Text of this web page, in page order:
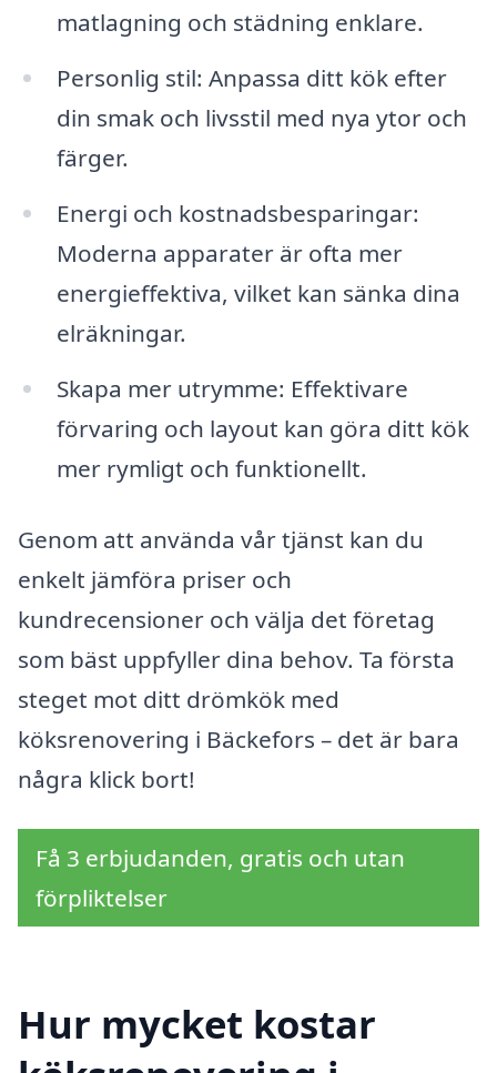
matlagning och städning enklare.
Personlig stil: Anpassa ditt kök efter
din smak och livsstil med nya ytor och
färger.
Energi och kostnadsbesparingar:
Moderna apparater är ofta mer
energieffektiva, vilket kan sänka dina
elräkningar.
Skapa mer utrymme: Effektivare
förvaring och layout kan göra ditt kök
mer rymligt och funktionellt.
Genom att använda vår tjänst kan du
enkelt jämföra priser och
kundrecensioner och välja det företag
som bäst uppfyller dina behov. Ta första
steget mot ditt drömkök med
köksrenovering i Bäckefors – det är bara
några klick bort!
Få 3 erbjudanden, gratis och utan
förpliktelser
Hur mycket kostar